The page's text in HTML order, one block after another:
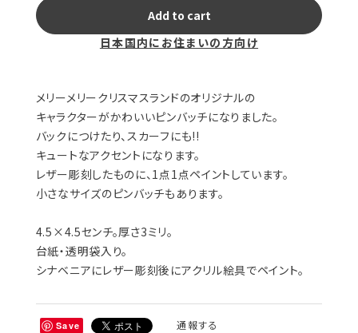
Add to cart
日本国内にお住まいの方向け
メリーメリークリスマスランドのオリジナルの
キャラクターがかわいいピンバッチになりました。
バックにつけたり、スカーフにも!!
キュートなアクセントになります。
レザー彫刻したものに、1点1点ペイントしています。
小さなサイズのピンバッチもあります。
4.5×4.5センチ。厚さ3ミリ。
台紙・透明袋入り。
シナベニアにレザー彫刻後にアクリル絵具でペイント。
Save 通報する